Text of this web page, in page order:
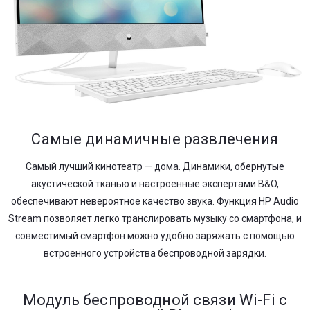
Самые динамичные развлечения
Самый лучший кинотеатр — дома. Динамики, обернутые
акустической тканью и настроенные экспертами B&O,
обеспечивают невероятное качество звука. Функция HP Audio
Stream позволяет легко транслировать музыку со смартфона, и
совместимый смартфон можно удобно заряжать с помощью
встроенного устройства беспроводной зарядки.
Модуль беспроводной связи Wi-Fi с